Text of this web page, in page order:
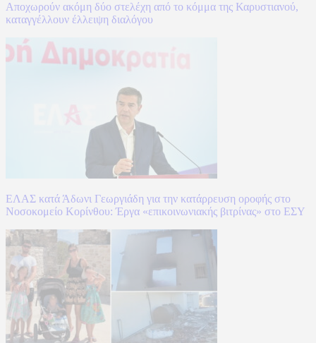
Αποχωρούν ακόμη δύο στελέχη από το κόμμα της Καρυστιανού,
καταγγέλλουν έλλειψη διαλόγου
ΕΛΑΣ κατά Άδωνι Γεωργιάδη για την κατάρρευση οροφής στο
Νοσοκομείο Κορίνθου: Έργα «επικοινωνιακής βιτρίνας» στο ΕΣΥ